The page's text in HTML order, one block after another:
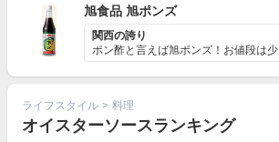
旭食品 旭ポンズ
関西の誇り
ライフスタイル > 料理
オイスターソースランキング